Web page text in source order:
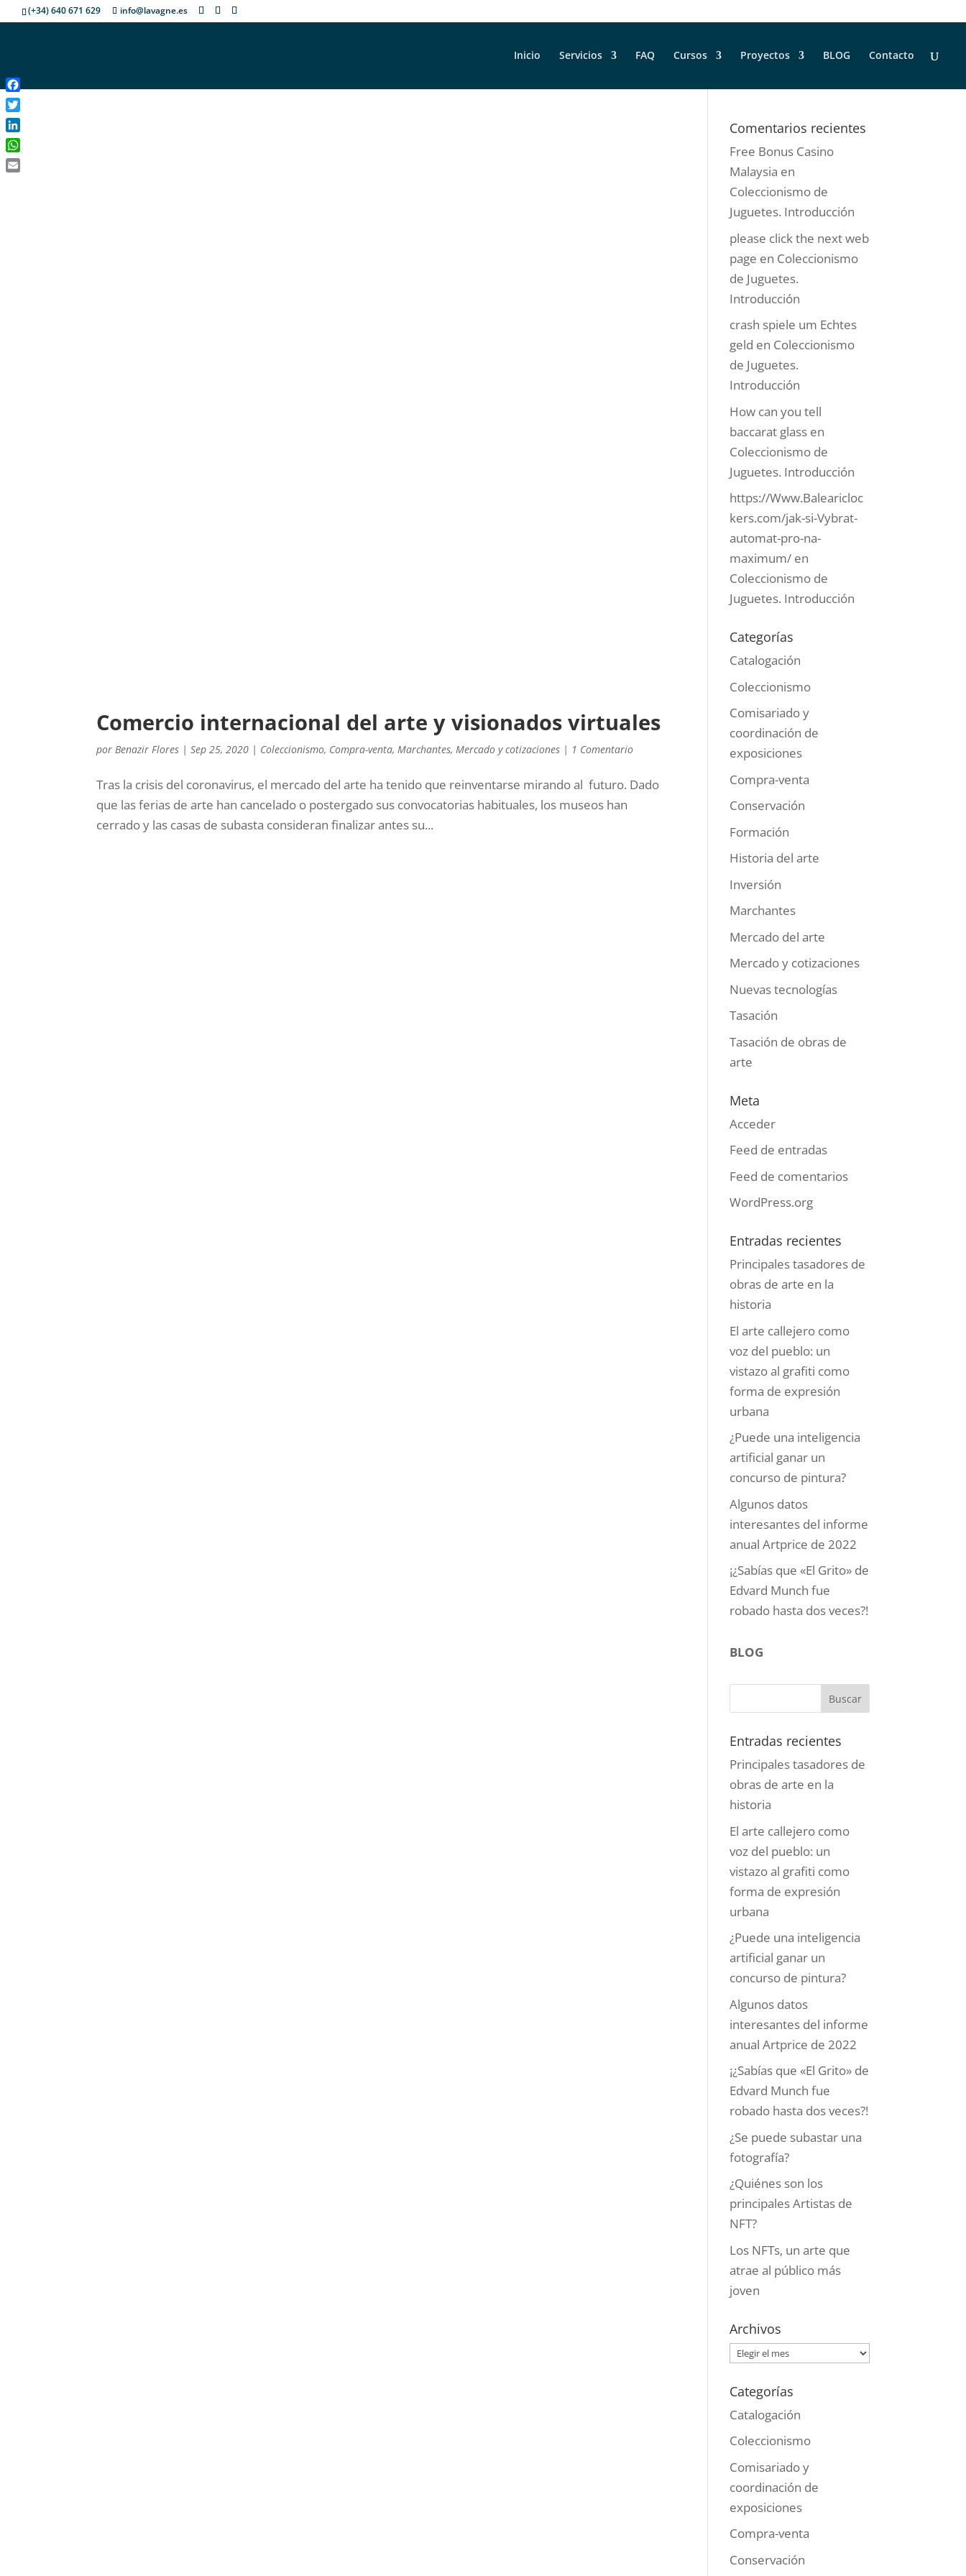
(+34) 640 671 629 info@lavagne.es
Inicio Servicios FAQ Cursos Proyectos BLOG Contacto
Comercio internacional del arte y visionados virtuales
por Benazir Flores |Sep 25, 2020 | Coleccionismo, Compra-venta, Marchantes, Mercado y cotizaciones | 1 Comentario
Tras la crisis del coronavirus, el mercado del arte ha tenido que reinventarse mirando al futuro. Dado
que las ferias de arte han cancelado o postergado sus convocatorias habituales, los museos han
cerrado y las casas de subasta consideran finalizar antes su...
Comentarios recientes
Free Bonus Casino
Malaysia en
Coleccionismo de
Juguetes. Introducción
please click the next web
page en Coleccionismo
de Juguetes.
Introducción
crash spiele um Echtes
geld en Coleccionismo
de Juguetes.
Introducción
How can you tell
baccarat glass en
Coleccionismo de
Juguetes. Introducción
https://Www.Balearicloc
kers.com/jak-si-Vybrat-
automat-pro-na-
maximum/ en
Coleccionismo de
Juguetes. Introducción
Categorías
Catalogación
Coleccionismo
Comisariado y
coordinación de
exposiciones
Compra-venta
Conservación
Formación
Historia del arte
Inversión
Marchantes
Mercado del arte
Mercado y cotizaciones
Nuevas tecnologías
Tasación
Tasación de obras de
arte
Meta
Acceder
Feed de entradas
Feed de comentarios
WordPress.org
Entradas recientes
Principales tasadores de
obras de arte en la
historia
El arte callejero como
voz del pueblo: un
vistazo al grafiti como
forma de expresión
urbana
¿Puede una inteligencia
artificial ganar un
concurso de pintura?
Algunos datos
interesantes del informe
anual Artprice de 2022
¡¿Sabías que «El Grito» de
Edvard Munch fue
robado hasta dos veces?!
BLOG
Entradas recientes
Principales tasadores de
obras de arte en la
historia
El arte callejero como
voz del pueblo: un
vistazo al grafiti como
forma de expresión
urbana
¿Puede una inteligencia
artificial ganar un
concurso de pintura?
Algunos datos
interesantes del informe
anual Artprice de 2022
¡¿Sabías que «El Grito» de
Edvard Munch fue
robado hasta dos veces?!
¿Se puede subastar una
fotografía?
¿Quiénes son los
principales Artistas de
NFT?
Los NFTs, un arte que
atrae al público más
joven
Archivos
Archivos
Categorías
Catalogación
Coleccionismo
Comisariado y
coordinación de
exposiciones
Compra-venta
Conservación
Facebook
Twitter
LinkedIn
WhatsApp